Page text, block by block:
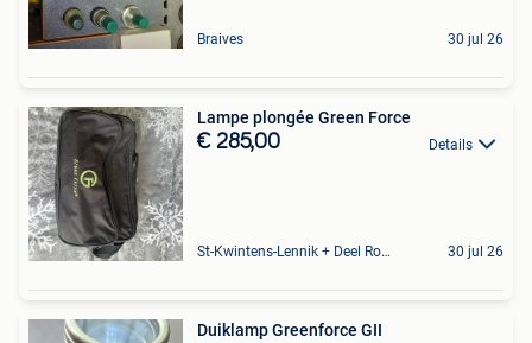
Braives 30 jul 26
Lampe plongée Green Force
€ 285,00 Details
St-Kwintens-Lennik + Deel Roosdaal 30 jul 26
Duiklamp Greenforce GII